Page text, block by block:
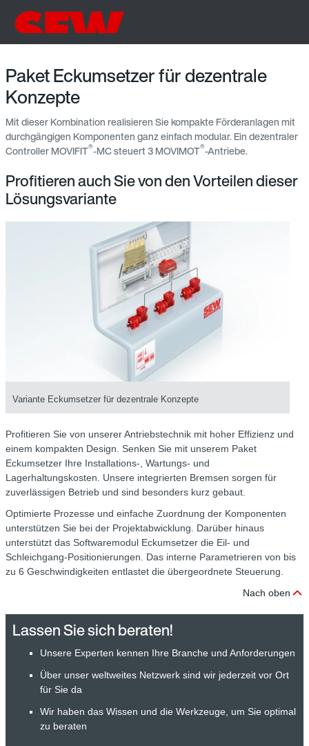
Paket Eckumsetzer für dezentrale
Konzepte
Mit dieser Kombination realisieren Sie kompakte Förderanlagen mit
durchgängigen Komponenten ganz einfach modular. Ein dezentraler
Controller MOVIFIT®-MC steuert 3 MOVIMOT®-Antriebe.
Profitieren auch Sie von den Vorteilen dieser
Lösungsvariante
Variante Eckumsetzer für dezentrale Konzepte
Profitieren Sie von unserer Antriebstechnik mit hoher Effizienz und
einem kompakten Design. Senken Sie mit unserem Paket
Eckumsetzer Ihre Installations-, Wartungs- und
Lagerhaltungskosten. Unsere integrierten Bremsen sorgen für
zuverlässigen Betrieb und sind besonders kurz gebaut.
Optimierte Prozesse und einfache Zuordnung der Komponenten
unterstützen Sie bei der Projektabwicklung. Darüber hinaus
unterstützt das Softwaremodul Eckumsetzer die Eil- und
Schleichgang-Positionierungen. Das interne Parametrieren von bis
zu 6 Geschwindigkeiten entlastet die übergeordnete Steuerung.
Nach oben
Lassen Sie sich beraten!
Unsere Experten kennen Ihre Branche und Anforderungen
Über unser weltweites Netzwerk sind wir jederzeit vor Ort
für Sie da
Wir haben das Wissen und die Werkzeuge, um Sie optimal
zu beraten